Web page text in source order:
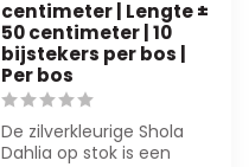
centimeter | Lengte ±
50 centimeter | 10
bijstekers per bos |
Per bos
De zilverkleurige Shola
Dahlia op stok is een